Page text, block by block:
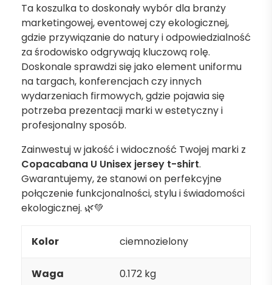
Ta koszulka to doskonały wybór dla branży
marketingowej, eventowej czy ekologicznej,
gdzie przywiązanie do natury i odpowiedzialność
za środowisko odgrywają kluczową rolę.
Doskonale sprawdzi się jako element uniformu
na targach, konferencjach czy innych
wydarzeniach firmowych, gdzie pojawia się
potrzeba prezentacji marki w estetyczny i
profesjonalny sposób.
Zainwestuj w jakość i widoczność Twojej marki z
Copacabana U Unisex jersey t-shirt.
Gwarantujemy, że stanowi on perfekcyjne
połączenie funkcjonalności, stylu i świadomości
ekologicznej. 🌿💚
Kolor ciemnozielony
Waga 0.172 kg